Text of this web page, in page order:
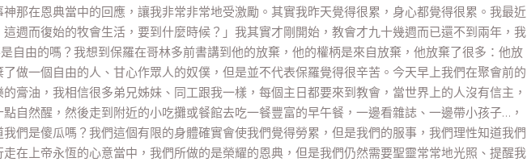
那在恩典當中的回應，讓我非常非常地受激勵。其實我昨天覺得很累，身心都覺得很累。我最近
週而復始的牧會生活，要到什麼時候？」我其實才剛開始，教會才九十幾週而已還不到兩年，我
自由的嗎？我想到保羅在哥林多前書講到他的放棄，他的權柄是來自放棄，他放棄了很多：他放
做一個自由的人、甘心作眾人的奴僕，但是並不代表保羅覺得很辛苦。今天早上我們在聚會前的
膏油，我相信很多弟兄姊妹、同工跟我一樣，每個主日都要來到教會，當世界上的人沒有信主，
自然醒，然後走到附近的小吃攤或餐館去吃一餐豐富的早午餐，一邊看雜誌、一邊帶小孩子…，
們是傻瓜嗎？我們這個有限的身體確實會使我們覺得勞累，但是我們的服事，我們理性知道我們
在上帝永恆的心意當中，我們所做的是榮耀的恩典，但是我們仍然需要聖靈常常地光照、提醒我